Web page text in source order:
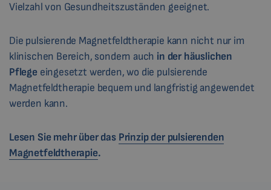
Vielzahl von Gesundheitszuständen geeignet.
Die pulsierende Magnetfeldtherapie kann nicht nur im
klinischen Bereich, sondern auch in der häuslichen
Pflegeeingesetzt werden, wo die pulsierende
Magnetfeldtherapie bequem und langfristig angewendet
werden kann.
Lesen Sie mehr über das Prinzip der pulsierenden
Magnetfeldtherapie.